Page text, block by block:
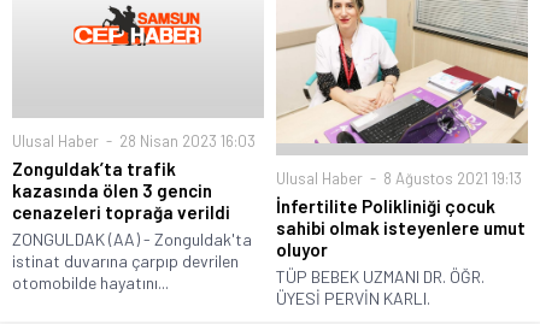
Ulusal Haber 28 Nisan 2023 16:03
Zonguldak’ta trafik
kazasında ölen 3 gencin
cenazeleri toprağa verildi
ZONGULDAK (AA) - Zonguldak'ta
istinat duvarına çarpıp devrilen
otomobilde hayatını...
Ulusal Haber 8 Ağustos 2021 19:13
İnfertilite Polikliniği çocuk
sahibi olmak isteyenlere umut
oluyor
TÜP BEBEK UZMANI DR. ÖĞR.
ÜYESİ PERVİN KARLI.